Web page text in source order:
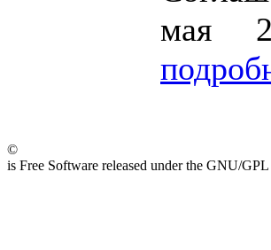
мая
©
is Free Software released under the GNU/GPL